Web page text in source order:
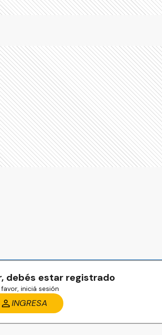
debés estar registrado
iniciá sesión
INGRESA